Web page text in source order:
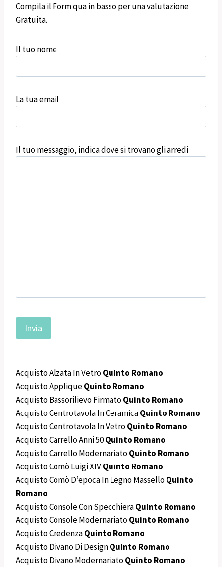
Compila il Form qua in basso per una valutazione
Gratuita.
Il tuo nome
La tua email
Il tuo messaggio, indica dove si trovano gli arredi
Acquisto Alzata In VetroQuinto Romano
Acquisto AppliqueQuinto Romano
Acquisto Bassorilievo FirmatoQuinto Romano
Acquisto Centrotavola In CeramicaQuinto Romano
Acquisto Centrotavola In VetroQuinto Romano
Acquisto Carrello Anni 50Quinto Romano
Acquisto Carrello ModernariatoQuinto Romano
Acquisto Comò Luigi XIVQuinto Romano
Acquisto Comò D’epoca In Legno MasselloQuinto
Romano
Acquisto Console Con SpecchieraQuinto Romano
Acquisto Console ModernariatoQuinto Romano
Acquisto CredenzaQuinto Romano
Acquisto Divano Di DesignQuinto Romano
Acquisto Divano ModernariatoQuinto Romano